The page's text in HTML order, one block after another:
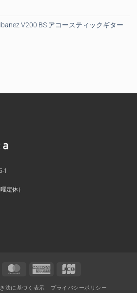
Ibanez V200 BS アコースティックギター
1
定休）
Visa MasterCard American
法に基づく表示 プライバシーポリシー